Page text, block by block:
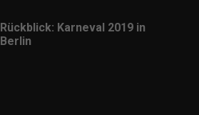
Rückblick: Karneval 2019 in
Berlin